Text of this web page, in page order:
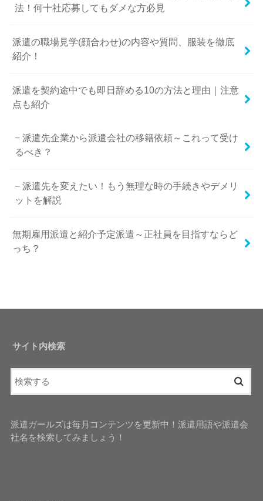
法！何十社応募してもダメな方必見
派遣の職場見学(顔合わせ)の内容や質問、服装を徹底
紹介！
派遣を契約途中でも即日辞める10の方法と理由｜注意
点も紹介
派遣先企業から派遣会社の移籍依頼～これって受け
るべき？
派遣先を変えたい！もう無理な時の手続きやデメリ
ットを解説
無期雇用派遣と紹介予定派遣～正社員を目指すならど
っち？
サイト内検索
派遣ガールズは毎月コンテンツを更新中！派遣用語や派遣会
社名を検索してみましょう！